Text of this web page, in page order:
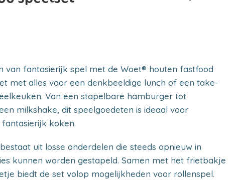
van fantasierijk spel met de Woet® houten fastfood
met alles voor een denkbeeldige lunch of een take-
Van een stapelbare hamburger tot
milkshake, dit speelgoedeten is ideaal voor
koken.
uit losse onderdelen die steeds opnieuw in
kunnen worden gestapeld. Samen met het frietbakje
biedt de set volop mogelijkheden voor rollenspel.